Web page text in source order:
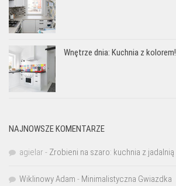
Wnętrze dnia: Kuchnia z kolorem!
NAJNOWSZE KOMENTARZE
agielar - Zrobieni na szaro: kuchnia z jadalnią
Wiklinowy Adam - Minimalistyczna Gwiazdka